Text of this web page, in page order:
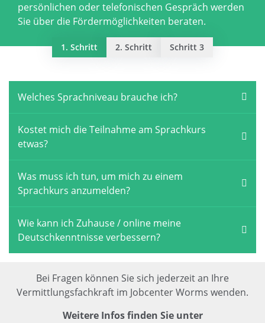
persönlichen oder telefonischen Gespräch werden
Sie über die Fördermöglichkeiten beraten.
1. Schritt 2. Schritt Schritt 3
Welches Sprachniveau brauche ich?
Kostet mich die Teilnahme am Sprachkurs
etwas?
Was muss ich tun, um mich zu einem
Sprachkurs anzumelden?
Wie kann ich Zuhause / online meine
Deutschkenntnisse verbessern?
Bei Fragen können Sie sich jederzeit an Ihre
Vermittlungsfachkraft im Jobcenter Worms wenden.
Weitere Infos finden Sie unter